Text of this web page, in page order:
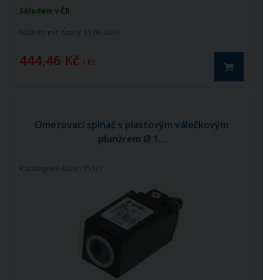
Skladem v ČR
Můžete mít: Úterý 11.08.2026
444,46 Kč / ks
Omezovací spínač s plastovým válečkovým
plunžrem Ø 1...
Katalogové číslo: I15121